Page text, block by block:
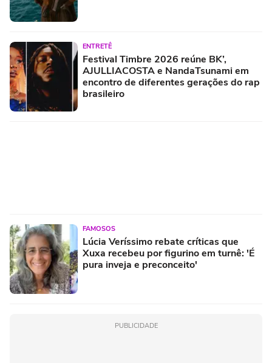
ENTRETÊ
Festival Timbre 2026 reúne BK’,
AJULLIACOSTA e NandaTsunami em
encontro de diferentes gerações do rap
brasileiro
FAMOSOS
Lúcia Veríssimo rebate críticas que
Xuxa recebeu por figurino em turnê: 'É
pura inveja e preconceito'
PUBLICIDADE